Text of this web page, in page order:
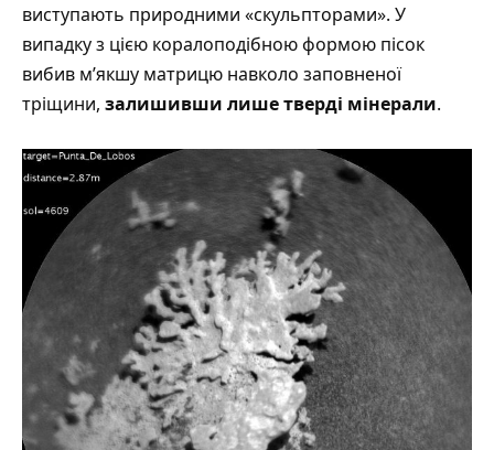
виступають природними «скульпторами». У
випадку з цією коралоподібною формою пісок
вибив м’якшу матрицю навколо заповненої
тріщини, залишивши лише тверді мінерали.